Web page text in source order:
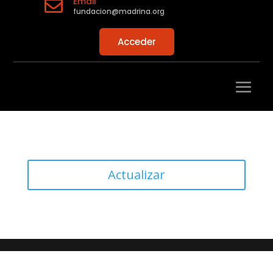
 fundacion@madrina.org
Acceder
Actualizar